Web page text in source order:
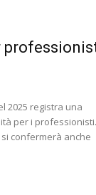
2025 registra una
per i professionisti.
confermerà anche